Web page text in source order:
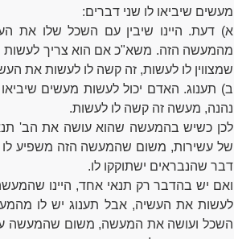
מעשים שיביאו לו שני דברים:
א) דעת. היינו שיבין עם השכל שלו את
מהמעשה הזה. משא"כ אם הוא צריך
שמצווין לו לעשות, זה קשה לו לעשות את
ב) תענוג. האדם יכול לעשות מעשים
נהנה, מעשה זה קשה לו לעשות.
לכן כשיש בהמעשה שהוא עושה את הב'
של עשירות, משום שהמעשה הזה משפיע לו
דבר שהנבראים ישתוקקו לו.
ואם יש בהדבר רק תנאי אחד, היינו
לעשות את העשיה, אבל תענוג יש לו
השכל ועושה את המעשה, משום שהמעשה